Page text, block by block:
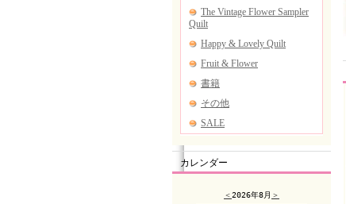
カレンダー
＜2026年8月 ＞